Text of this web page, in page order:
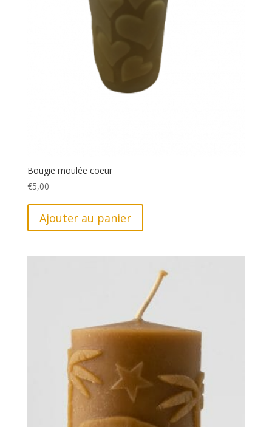
Bougie moulée coeur
€5,00
Ajouter au panier